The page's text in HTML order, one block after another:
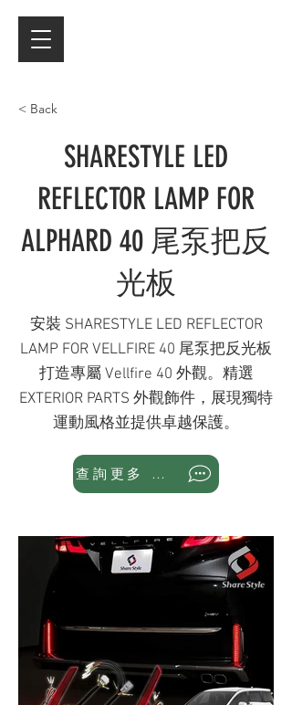
< Back
SHARESTYLE LED
REFLECTOR LAMP FOR
ALPHARD 40 尾泵把反
光板
安裝 SHARESTYLE LED REFLECTOR
LAMP FOR VELLFIRE 40 尾泵把反光板
打造專屬 Vellfire 40 外觀。精選
EXTERIOR PARTS 外觀飾件，展現獨特
運動風格並提供卓越保護。
查詢更多 WhatsApp